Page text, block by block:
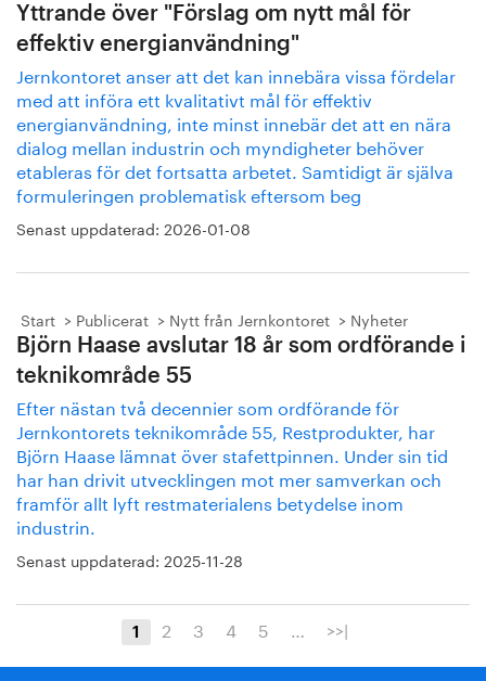
Yttrande över "Förslag om nytt mål för
effektiv energianvändning"
Jernkontoret anser att det kan innebära vissa fördelar
med att införa ett kvalitativt mål för effektiv
energianvändning, inte minst innebär det att en nära
dialog mellan industrin och myndigheter behöver
etableras för det fortsatta arbetet. Samtidigt är själva
formuleringen problematisk eftersom beg
Senast uppdaterad: 2026-01-08
Start Publicerat Nytt från Jernkontoret Nyheter
Björn Haase avslutar 18 år som ordförande i
teknikområde 55
Efter nästan två decennier som ordförande för
Jernkontorets teknikområde 55, Restprodukter, har
Björn Haase lämnat över stafettpinnen. Under sin tid
har han drivit utvecklingen mot mer samverkan och
framför allt lyft restmaterialens betydelse inom
industrin.
Senast uppdaterad: 2025-11-28
1 2 3 4 5 … >>|